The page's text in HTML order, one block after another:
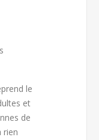
le
et
de
rien